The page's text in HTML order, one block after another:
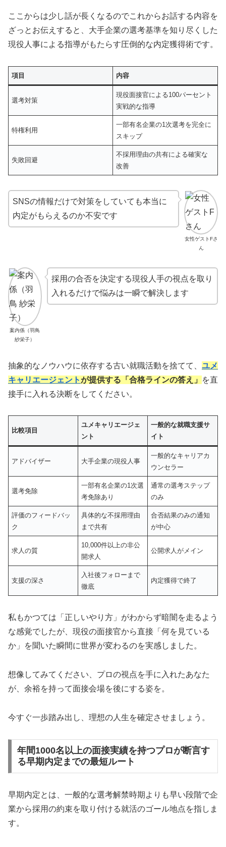
ここからは少し話が長くなるのでこれからお話する内容を
ざっとお伝えすると、大手企業の選考基準を知り尽くした
現役人事による指導がもたらす圧倒的な内定獲得術です。
項目 内容
選考対策
現役面接官による100パーセント
実戦的な指導
特権利用
一部有名企業の1次選考を完全に
スキップ
失敗回避
不採用理由の共有による確実な
改善
女性ゲストFさ
ん
SNSの情報だけで対策をしていても本当に
内定がもらえるのか不安です
案内係（羽鳥
紗栄子）
採用の合否を決定する現役人手の視点を取り
入れるだけで悩みは一瞬で解決します
抽象的なノウハウに依存する古い就職活動を捨てて、 ユメ
キャリエージェントが提供する「合格ラインの答え」
を直
接手に入れる決断をしてください。
比較項目
ユメキャリエージェ
ント
一般的な就職支援サ
イト
アドバイザー 大手企業の現役人事
一般的なキャリアカ
ウンセラー
選考免除
一部有名企業の1次選
考免除あり
通常の選考ステップ
のみ
評価のフィードバッ
ク
具体的な不採用理由
まで共有
合否結果のみの通知
が中心
求人の質
10,000件以上の非公
開求人
公開求人がメイン
支援の深さ
入社後フォローまで
徹底
内定獲得で終了
私もかつては「正しいやり方」がわからず暗闇を走るよう
な感覚でしたが、現役の面接官から直接「何を見ている
か」を聞いた瞬間に世界が変わるのを実感しました。
想像してみてください、プロの視点を手に入れたあなた
が、余裕を持って面接会場を後にする姿を。
今すぐ一歩踏み出し、理想の人生を確定させましょう。
年間1000名以上の面接実績を持つプロが断言す
る早期内定までの最短ルート
早期内定とは、一般的な選考解禁時期よりも早い段階で企
業から採用の約束を取り付ける就活のゴール地点を指しま
す。